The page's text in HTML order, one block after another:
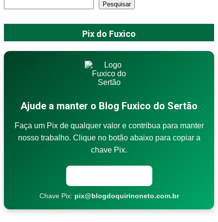
Pesquisar
Pix do Fuxico
Ajude a manter o Blog Fuxico do Sertão
Faça um Pix de qualquer valor e contribua para manter
nosso trabalho. Clique no botão abaixo para copiar a
chave Pix.
Chave Pix: pix@blogdoquirinoneto.com.br